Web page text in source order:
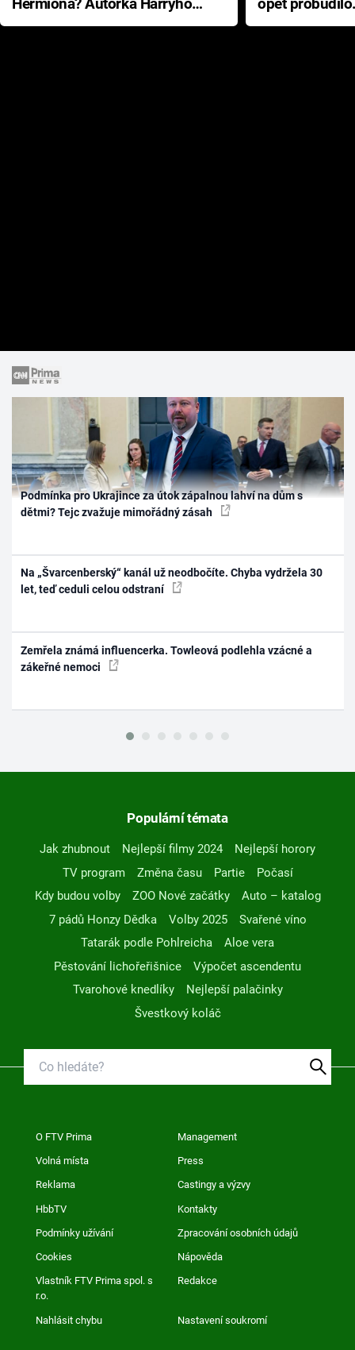
Hermiona? Autorka Harryho
Pottera přišla s ráznou
opět
přichází s
Podmínka pro Ukrajince za útok zápalnou lahví na dům s
dětmi? Tejc zvažuje mimořádný zásah
Na „Švarcenberský“ kanál už neodbočíte. Chyba vydržela 30
let, teď ceduli celou odstraní
Zemřela známá influencerka. Towleová podlehla vzácné a
zákeřné nemoci
Populární témata
Jak zhubnout Nejlepší filmy 2024
Nejlepší horory
TV program
Změna času Partie
Počasí
Kdy budou volby
ZOO Nové začátky
Auto – katalog
7 pádů Honzy Dědka
Volby 2025
Svařené víno
Tatarák podle Pohlreicha
Aloe vera
Pěstování lichořeřišnice
Výpočet ascendentu
Tvarohové knedlíky
Nejlepší palačinky
Švestkový koláč
O FTV Prima Management
Volná místa Press
Reklama Castingy a výzvy
HbbTV Kontakty
Podmínky užívání Zpracování osobních údajů
Cookies Nápověda
Vlastník FTV Prima spol. s
r.o.
Redakce
Nahlásit chybu Nastavení soukromí